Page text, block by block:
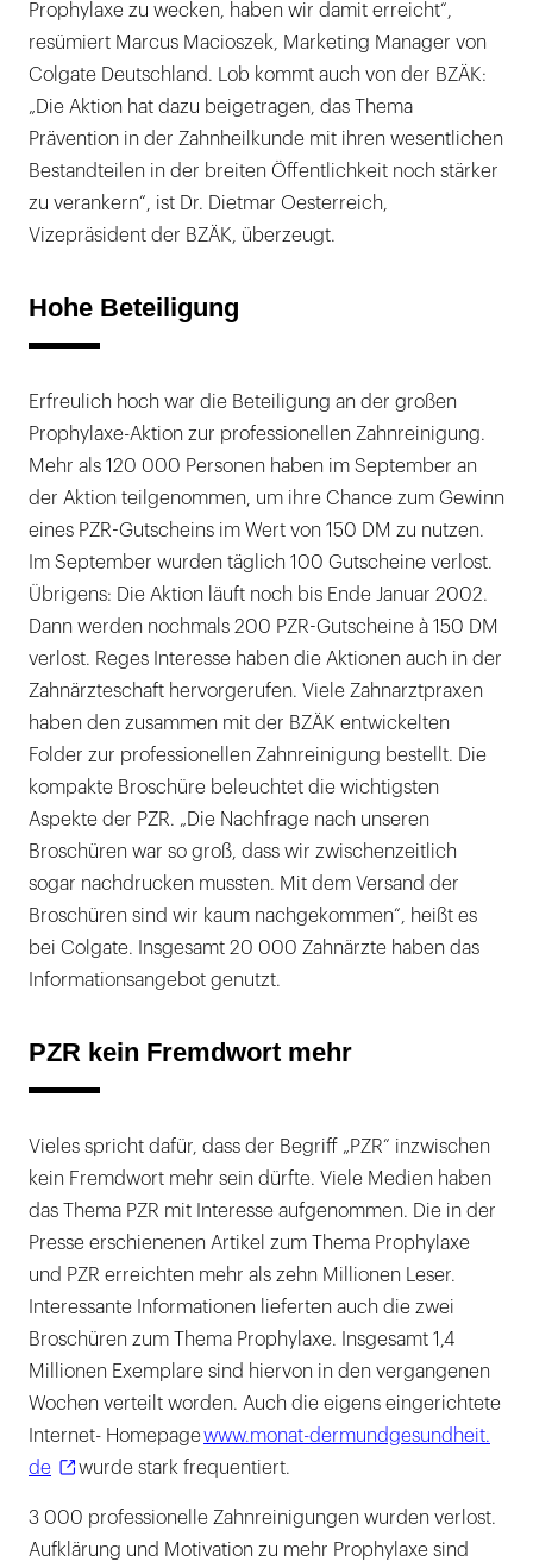
Prophylaxe zu wecken, haben wir damit erreicht“,
resümiert Marcus Macioszek, Marketing Manager von
Colgate Deutschland. Lob kommt auch von der BZÄK:
„Die Aktion hat dazu beigetragen, das Thema
Prävention in der Zahnheilkunde mit ihren wesentlichen
Bestandteilen in der breiten Öffentlichkeit noch stärker
zu verankern“, ist Dr. Dietmar Oesterreich,
Vizepräsident der BZÄK, überzeugt.
Hohe Beteiligung
Erfreulich hoch war die Beteiligung an der großen
Prophylaxe-Aktion zur professionellen Zahnreinigung.
Mehr als 120 000 Personen haben im September an
der Aktion teilgenommen, um ihre Chance zum Gewinn
eines PZR-Gutscheins im Wert von 150 DM zu nutzen.
Im September wurden täglich 100 Gutscheine verlost.
Übrigens: Die Aktion läuft noch bis Ende Januar 2002.
Dann werden nochmals 200 PZR-Gutscheine à 150 DM
verlost. Reges Interesse haben die Aktionen auch in der
Zahnärzteschaft hervorgerufen. Viele Zahnarztpraxen
haben den zusammen mit der BZÄK entwickelten
Folder zur professionellen Zahnreinigung bestellt. Die
kompakte Broschüre beleuchtet die wichtigsten
Aspekte der PZR. „Die Nachfrage nach unseren
Broschüren war so groß, dass wir zwischenzeitlich
sogar nachdrucken mussten. Mit dem Versand der
Broschüren sind wir kaum nachgekommen“, heißt es
bei Colgate. Insgesamt 20 000 Zahnärzte haben das
Informationsangebot genutzt.
PZR kein Fremdwort mehr
Vieles spricht dafür, dass der Begriff „PZR“ inzwischen
kein Fremdwort mehr sein dürfte. Viele Medien haben
das Thema PZR mit Interesse aufgenommen. Die in der
Presse erschienenen Artikel zum Thema Prophylaxe
und PZR erreichten mehr als zehn Millionen Leser.
Interessante Informationen lieferten auch die zwei
Broschüren zum Thema Prophylaxe. Insgesamt 1,4
Millionen Exemplare sind hiervon in den vergangenen
Wochen verteilt worden. Auch die eigens eingerichtete
Internet- Homepagewww.monat-dermundgesundheit.
de
wurde stark frequentiert.
3 000 professionelle Zahnreinigungen wurden verlost.
Aufklärung und Motivation zu mehr Prophylaxe sind